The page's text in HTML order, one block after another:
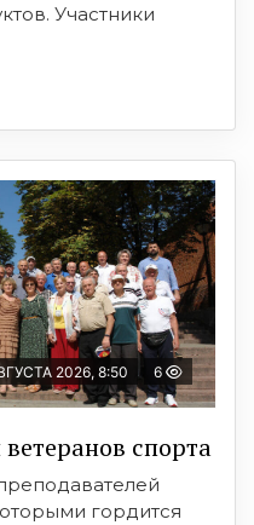
Участники
2026, 8:50 6
спорта
гордится